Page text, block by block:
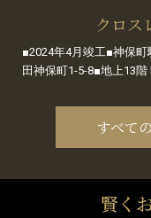
クロス
■2024年4月竣工■神保
田神保町1-5-8■地上13階
すべて
賢く